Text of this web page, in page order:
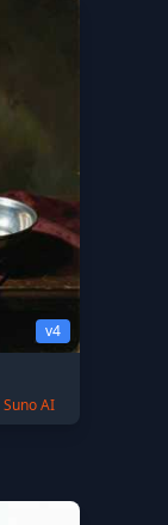
v4
Suno AI